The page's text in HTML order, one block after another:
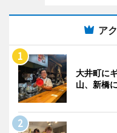
ア
大井町に
山、新橋